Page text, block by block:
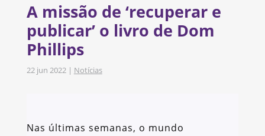
A missão de ‘recuperar e
publicar’ o livro de Dom
Phillips
22 jun 2022| Notícias
Nas últimas semanas, o mundo